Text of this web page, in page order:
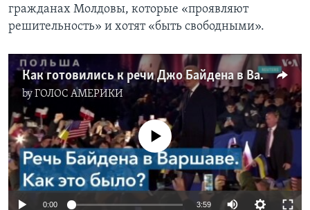
гражданах Молдовы, которые «проявляют
решительность» и хотят «быть свободными».
Как готовились к речи Джо Байдена в Варшаве?
byГОЛОС АМЕРИКИ
No media source currently available
0:00 3:59